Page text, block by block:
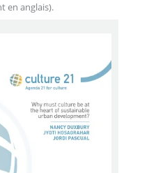
en anglais).